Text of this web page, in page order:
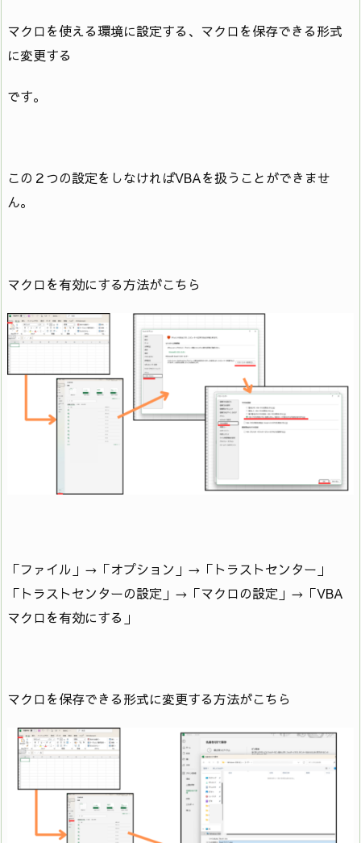
マクロを使える環境に設定する、マクロを保存できる形式
に変更する
です。
この２つの設定をしなければVBAを扱うことができませ
ん。
マクロを有効にする方法がこちら
「ファイル」→「オプション」→「トラストセンター」
「トラストセンターの設定」→「マクロの設定」→「VBA
マクロを有効にする」
マクロを保存できる形式に変更する方法がこちら